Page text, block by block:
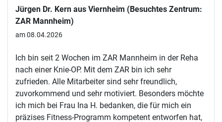
Jürgen Dr. Kern aus Viernheim (Besuchtes Zentrum:
ZAR Mannheim)
am 08.04.2026
Ich bin seit 2 Wochen im ZAR Mannheim in der Reha
nach einer Knie-OP. Mit dem ZAR bin ich sehr
zufrieden. Alle Mitarbeiter sind sehr freundlich,
zuvorkommend und sehr motiviert. Besonders möchte
ich mich bei Frau Ina H. bedanken, die für mich ein
präzises Fitness-Programm kompetent entworfen hat,